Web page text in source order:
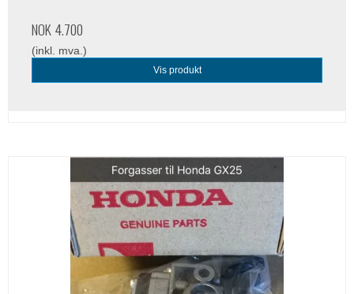
NOK 4.700
(inkl. mva.)
Vis produkt